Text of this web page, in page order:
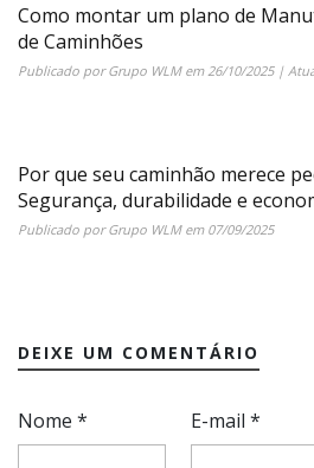
Como montar um plano de
de Caminhões
Publicado porGrupo WLMem 26/10/2025|
Por que seu caminhão merece
Segurança, durabilidade e
Publicado porGrupo WLMem 07/09/2025
DEIXE UM COMENTÁRIO
Nome * E-mail*